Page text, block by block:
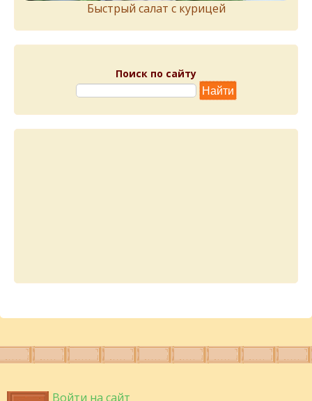
Быстрый салат с курицей
Поиск по сайту
Войти на сайт